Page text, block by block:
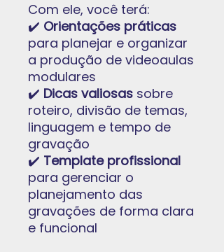
Com ele, você terá:
✔️ Orientações práticas
para planejar e organizar
a produção de videoaulas
modulares
✔️ Dicas valiosas sobre
roteiro, divisão de temas,
linguagem e tempo de
gravação
✔️ Template profissional
para gerenciar o
planejamento das
gravações de forma clara
e funcional